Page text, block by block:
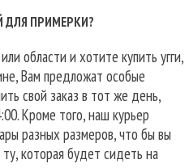
ДЛЯ ПРИМЕРКИ?
области и хотите купить угги,
Вам предложат особые
свой заказ в тот же день,
Кроме того, наш курьер
разных размеров, что бы вы
которая будет сидеть на